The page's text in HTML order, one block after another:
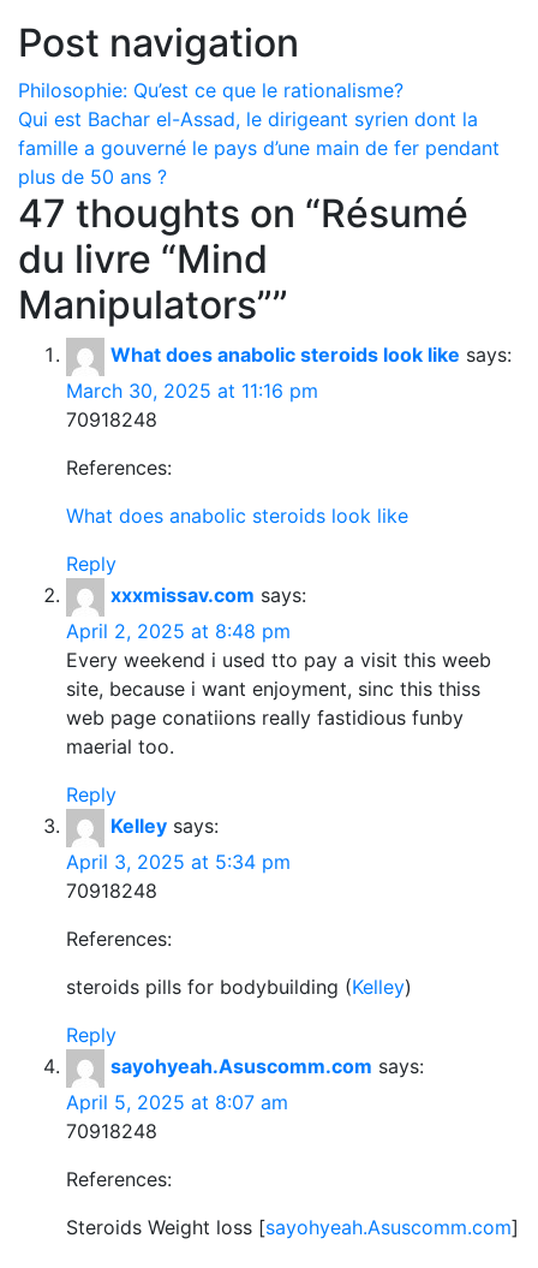
Post navigation
Philosophie: Qu’est ce que le rationalisme?
Qui est Bachar el-Assad, le dirigeant syrien dont la
famille a gouverné le pays d’une main de fer pendant
plus de 50 ans ?
47 thoughts on “Résumé
du livre “Mind
Manipulators””
What does anabolic steroids look like says:
March 30, 2025 at 11:16 pm
70918248
References:
What does anabolic steroids look like
Reply
xxxmissav.com says:
April 2, 2025 at 8:48 pm
Every weekend i used tto pay a visit this weeb
site, because i want enjoyment, sinc this thiss
web page conatiions really fastidious funby
maerial too.
Reply
Kelley says:
April 3, 2025 at 5:34 pm
70918248
References:
steroids pills for bodybuilding (Kelley)
Reply
sayohyeah.Asuscomm.com says:
April 5, 2025 at 8:07 am
70918248
References:
Steroids Weight loss [sayohyeah.Asuscomm.com]